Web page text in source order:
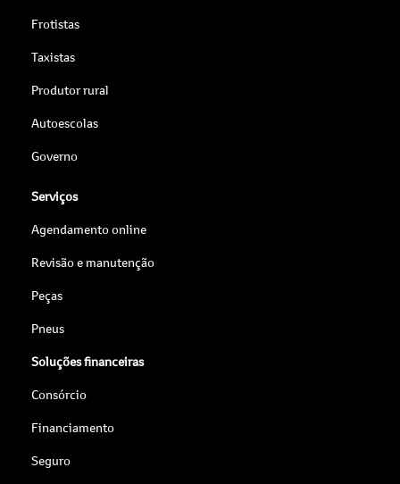
Frotistas
Taxistas
Produtor rural
Autoescolas
Governo
Serviços
Agendamento online
Revisão e manutenção
Peças
Pneus
Soluções financeiras
Consórcio
Financiamento
Seguro